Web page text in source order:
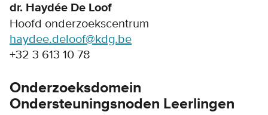
dr. Haydée De Loof
Hoofd onderzoekscentrum
haydee.deloof@kdg.be
+32 3 613 10 78
Onderzoeksdomein
Ondersteuningsnoden Leerlingen